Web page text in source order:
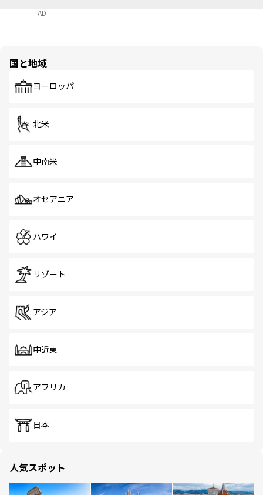
AD
国と地域
ヨーロッパ
北米
中南米
オセアニア
ハワイ
リゾート
アジア
中近東
アフリカ
日本
人気スポット